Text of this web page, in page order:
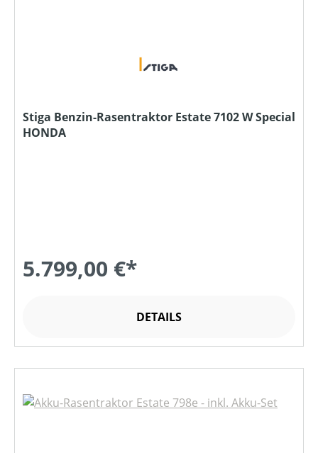
Stiga Benzin-Rasentraktor Estate 7102 W Special
HONDA
5.799,00 €*
DETAILS